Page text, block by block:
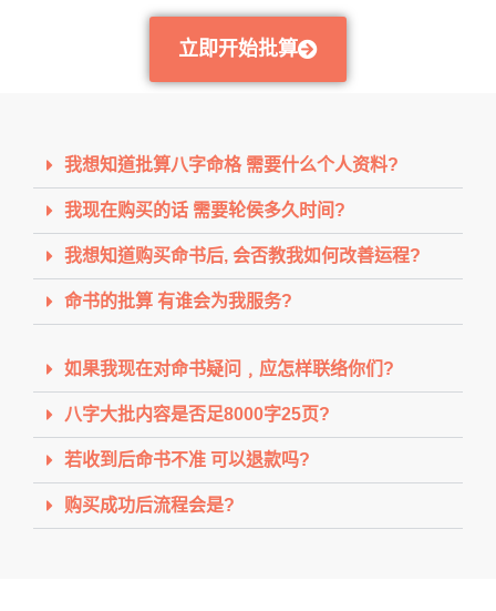
立即开始批算
我想知道批算八字命格 需要什么个人资料?
我现在购买的话 需要轮侯多久时间?
我想知道购买命书后, 会否教我如何改善运程?
命书的批算 有谁会为我服务?
如果我现在对命书疑问﹐应怎样联络你们?
八字大批内容是否足8000字25页?
若收到后命书不准 可以退款吗?
购买成功后流程会是?